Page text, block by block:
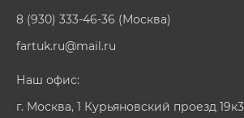
8 (930) 333-46-36 (Москва)
fartuk.ru@mail.ru
Наш офис:
г. Москва, 1 Курьяновский проезд 19к3